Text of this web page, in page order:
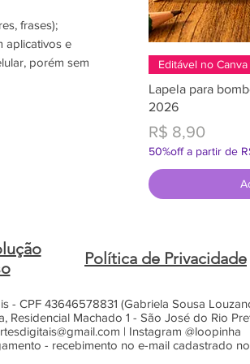
frases);
aplicativos e
porém sem
Editável no Canva
Lapela para
2026
Preço
R$ 8,90
50%off a partir de
Política de Privacidade
- CPF 43646578831 (Gabriela Sousa
Residencial Machado 1 - São José do Rio
| Instagram @loopinha
- recebimento no e-mail cadastrado